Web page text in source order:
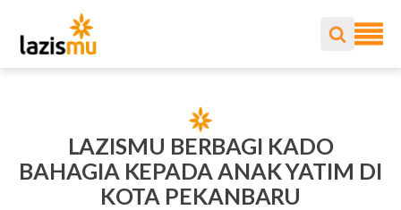
LAZISMU BERBAGI KADO
BAHAGIA KEPADA ANAK YATIM DI
KOTA PEKANBARU